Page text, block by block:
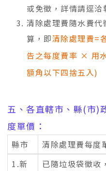
或免徵，詳情請逕洽
清除處理費隨水費
算，即清除處理費=
告之每度費率 × 用
額角以下四捨五入)
五、各直轄市、縣(市)
度單價：
縣市
清除處理費每度
1.新
已隨垃圾袋徵收